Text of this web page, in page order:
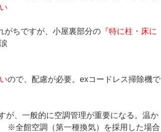
がちですが、小屋裏部分の 『特に柱・床に
ので、配慮が必要。exコードレス掃除機で
が、一般的に空調管理が重要になる。温か
※全館空調（第一種換気）を採用した場合